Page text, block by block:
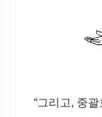
“그리고, 중